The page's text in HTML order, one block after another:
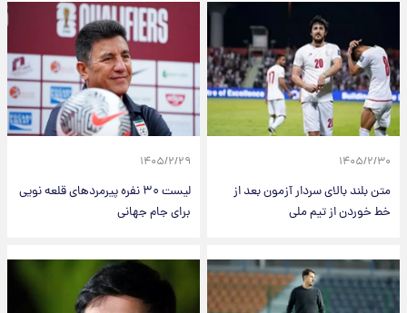
۱۴۰۵/۲/۳۰
متن بلند بالای سردار آزمون بعد از
خط خوردن از تیم ملی
۱۴۰۵/۲/۲۹
لیست ۳۰ نفره پیرمردهای قلعه نویی
برای جام جهانی